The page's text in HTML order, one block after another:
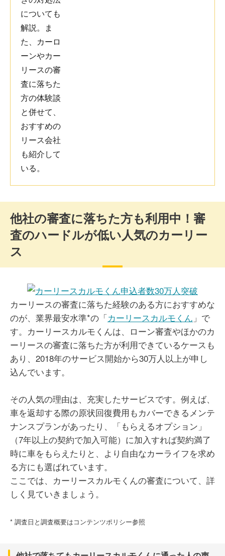
他社の審査に落ちた方も利用中！審
査のハードルが低い人気のカーリー
ス
カーリースの審査に落ちた経験のある方におすすめな
のが、業界最安水準*の「​​カーリースカルモくん 」で
す。カーリースカルモくんは、ローン審査やほかのカ
ーリースの審査に落ちた方が利用できているケースも
あり、2018年のサービス開始から30万人以上が申し
込んでいます。
その人気の理由は、充実したサービスです。例えば、
車を返却する際の原状回復費用もカバーできるメンテ
ナンスプランがあったり、「もらえるオプション」
（7年以上の契約で加入可能）に加入すれば契約満了
時に車をもらえたりと、より自由なカーライフを求め
る方にも選ばれています。
ここでは、カーリースカルモくんの審査について、詳
しく見ていきましょう。
​* 調査日と調査概要はコンテンツポリシー参照